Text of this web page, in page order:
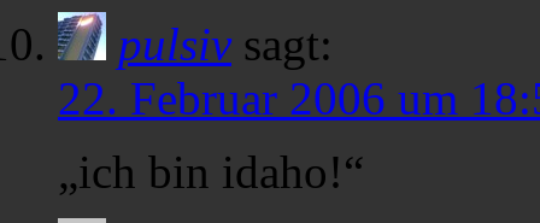
pulsiv sagt:
22. Februar 2006 um
„ich bin idaho!“